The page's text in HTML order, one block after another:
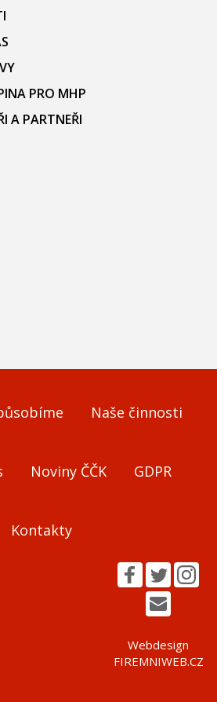
PRO MHP
A PARTNEŘI
Naše činnosti
Noviny ČČK GDPR
Kontakty
Webdesign
FIREMNIWEB.CZ